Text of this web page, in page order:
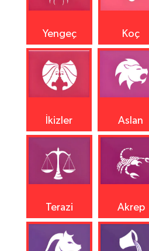
Yengeç Koç
İkizler Aslan
Terazi Akrep